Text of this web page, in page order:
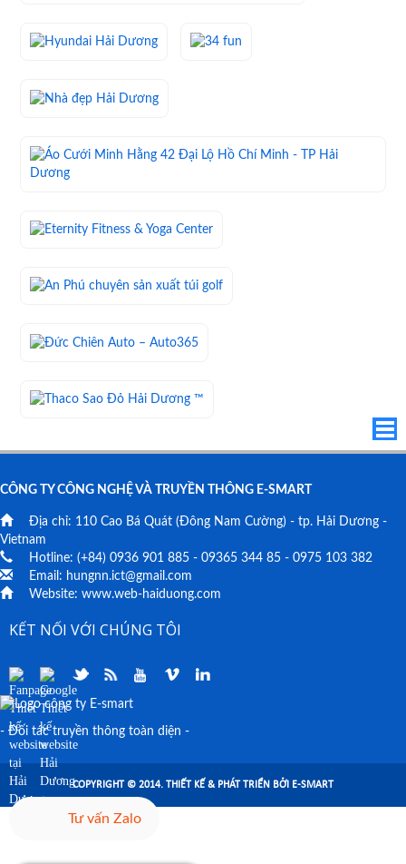
CÔNG TY CÔNG NGHỆ VÀ TRUYỀN THÔNG E-SMART
Địa chỉ: 110 Cao Bá Quát (Đông Nam Cường) - tp. Hải Dương -
Vietnam
Hotline: (+84) 0936 901 885 - 09365 344 85 - 0975 103 382
Email: hungnn.ict@gmail.com
Website: www.web-haiduong.com
KẾT NỐI VỚI CHÚNG TÔI
- Đối tác truyền thông toàn diện -
Tư vấn Zalo
COPYRIGHT © 2014. THIẾT KẾ & PHÁT TRIỂN BỞI E-SMART